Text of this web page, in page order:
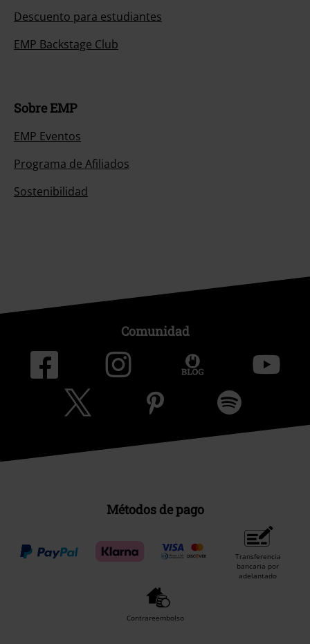
Descuento para estudiantes
EMP Backstage Club
Sobre EMP
EMP Eventos
Programa de Afiliados
Sostenibilidad
Comunidad
Métodos de pago
Transferencia
bancaria por
adelantado
Contrareembolso